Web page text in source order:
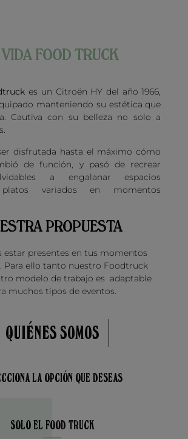
FOOD TRUCK
es un Citroën HY del año 1966,
manteniendo su estética que
Cautiva con su belleza no solo a
disfrutada hasta el máximo cómo
de función, y pasó de recrear
a engalanar espacios
platos variados en momentos
PROPUESTA
estar presentes en tus momentos
Para ello tanto nuestro Foodtruck
modelo de trabajo es adaptable
muchos tipos de eventos.
QUIÉNES SOMOS
LA OPCIÓN QUE DESEAS
SOLO EL FOOD TRUCK